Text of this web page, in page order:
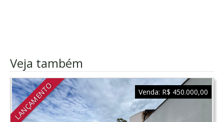
Veja também
LANÇAMENTO Venda: R$ 450.000,00